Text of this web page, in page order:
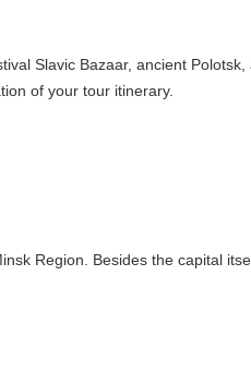
Slavic Bazaar, ancient
of your tour itinerary.
Region. Besides the capital